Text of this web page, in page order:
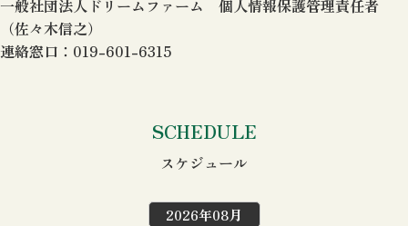
一般社団法人ドリームファーム 個人情報保護管理責任者
（佐々木信之）
連絡窓口：019-601-6315
SCHEDULE
スケジュール
2026年08月